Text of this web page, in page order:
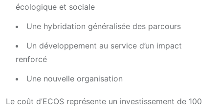
écologique et sociale
Une hybridation généralisée des parcours
Un développement au service d’un impact
renforcé
Une nouvelle organisation
Le coût d’ECOS représente un investissement de 100